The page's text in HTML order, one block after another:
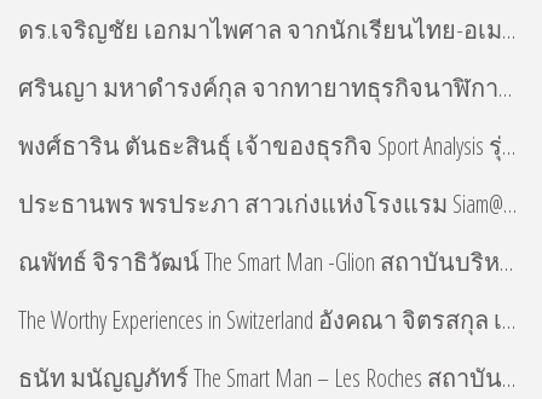
ดร.เจริญชัย เอกมาไพศาล จากนักเรียนไทย-อเมริกา-สวิส สู่อาจารย์ผู้เชี่ยวชาญด้านธุรกิจบริการ
ศรินญา มหาดำรงค์กุล จากทายาทธุรกิจนาฬิกาสู่เส้นทางอาชีพโรงแรมที่เลือกเอง
พงศ์ธาริน ตันธะสินธุ์ เจ้าของธุรกิจ Sport Analysis รุ่นใหม่ไฟแรง
ประธานพร พรประภา สาวเก่งแห่งโรงแรม Siam@Siam
ณพัทธ์ จิราธิวัฒน์ The Smart Man -Glion สถาบันบริหารธุรกิจบริการสร้างนักบริหารหนุ่มรุ่นใหม่
The Worthy Experiences in Switzerland อังคณา จิตรสกุล เดินตามความฝัน สู่สถาบันบริหารธุรกิจบริการระดับโลก
ธนัท มนัญญภัทร์ The Smart Man – Les Roches สถาบันบริหารธุรกิจบริหาร สร้างนักบริหารหนุ่มรุ่นใหม่